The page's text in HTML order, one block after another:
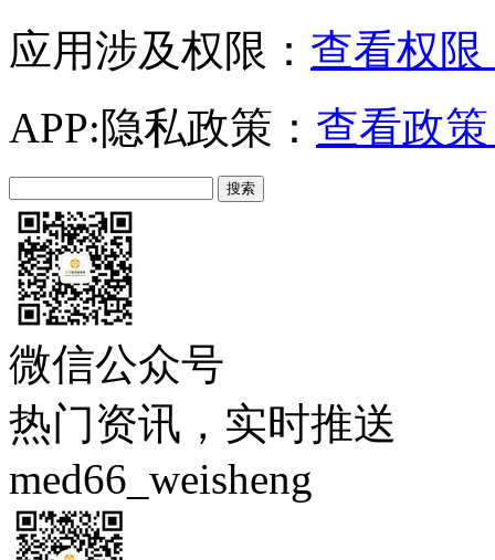
应用涉及权限： 查看权限
APP:隐私政策： 查看政
微信公众号
热门资讯，实时推送
med66_weisheng